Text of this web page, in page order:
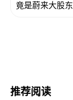
竟是蔚来大股
推荐阅读